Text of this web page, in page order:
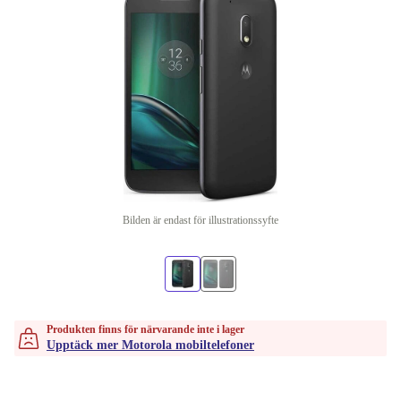
Bilden är endast för illustrationssyfte
Produkten finns för närvarande inte i lager
Upptäck mer Motorola mobiltelefoner